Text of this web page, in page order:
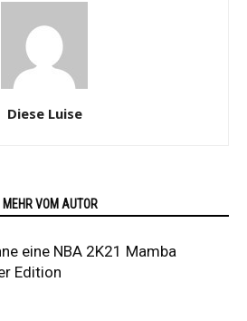
Diese Luise
MEHR VOM AUTOR
eine NBA 2K21 Mamba
Edition